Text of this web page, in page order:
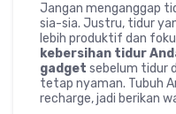
Jangan menganggap
sia-sia. Justru, tidur
lebih produktif dan
kebersihan tidur
gadget sebelum tidur
tetap nyaman. Tubuh
recharge, jadi berikan